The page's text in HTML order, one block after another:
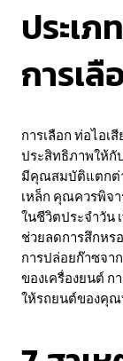
ประเ
การเลื
การเลือก ท่อไอ
ประสิทธิภาพให้กั
มีคุณสมบัติแตกต่า
เหล็ก คุณควรพิจ
ในชีวิตประจำวัน
ช่วยลดการสึกหร
การปล่อยก๊าซจา
ของเครื่องยนต์ ก
ให้รถยนต์ของคุณ